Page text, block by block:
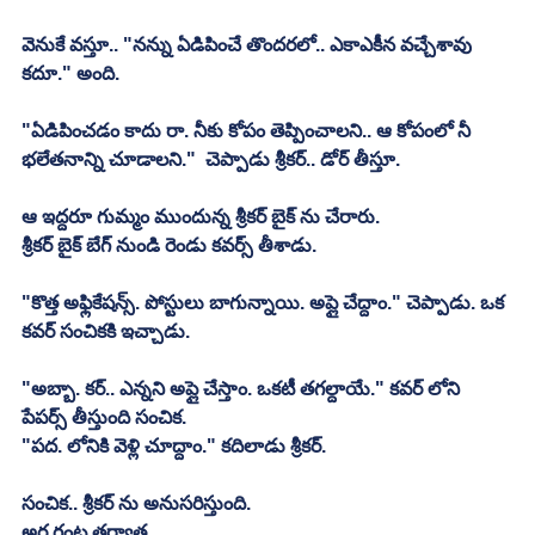
వెనుకే వస్తూ.. "నన్ను ఏడిపించే తొందరలో.. ఎకాఎకీన వచ్చేశావు
కదూ." అంది.
"ఏడిపించడం కాదు రా. నీకు కోపం తెప్పించాలని.. ఆ కోపంలో నీ
భలేతనాన్ని చూడాలని."  చెప్పాడు శ్రీకర్.. డోర్ తీస్తూ.
ఆ ఇద్దరూ గుమ్మం ముందున్న శ్రీకర్ బైక్ ను చేరారు.
శ్రీకర్ బైక్ బేగ్ నుండి రెండు కవర్స్ తీశాడు.
"కొత్త అఫ్లికేషన్స్. పోస్టులు బాగున్నాయి. అప్లై చేద్దాం." చెప్పాడు. ఒక
కవర్ సంచికకి ఇచ్చాడు.
"అబ్బా. కర్.. ఎన్నని అప్లై చేస్తాం. ఒకటీ తగల్దాయే." కవర్ లోని
పేపర్స్ తీస్తుంది సంచిక.
"పద. లోనికి వెళ్లి చూద్దాం." కదిలాడు శ్రీకర్.
సంచిక.. శ్రీకర్ ను అనుసరిస్తుంది.